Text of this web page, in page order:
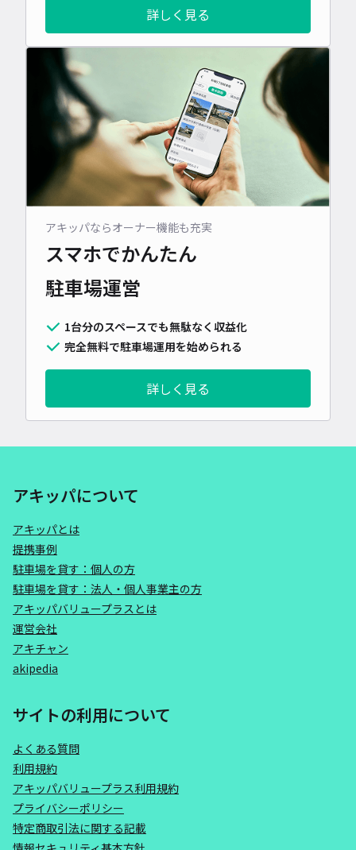
詳しく見る
アキッパならオーナー機能も充実
スマホでかんたん
駐車場運営
1台分のスペースでも無駄なく収益化
完全無料で駐車場運用を始められる
詳しく見る
アキッパについて
アキッパとは
提携事例
駐車場を貸す：個人の方
駐車場を貸す：法人・個人事業主の方
アキッパバリュープラスとは
運営会社
アキチャン
akipedia
サイトの利用について
よくある質問
利用規約
アキッパバリュープラス利用規約
プライバシーポリシー
特定商取引法に関する記載